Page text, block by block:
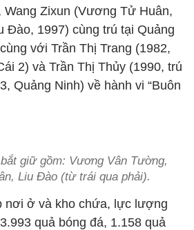
Zixun (Vương Tử Huân,
Đào, 1997) cùng trú tại Quảng
với Trần Thị Trang (1982,
2) và Trần Thị Thủy (1990, trú
Quảng Ninh) về hành vi “Buôn
giữ gồm: Vương Vân Tường,
Liu Đào (từ trái qua phải).
nơi ở và kho chứa, lực lượng
quả bóng đá, 1.158 quả